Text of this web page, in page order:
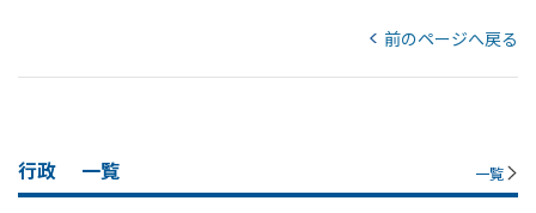
前のページへ戻る
行政 一覧 一覧